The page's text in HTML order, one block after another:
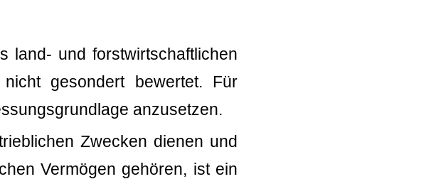
land- und forstwirtschaftlichen
gesondert bewertet. Für
anzusetzen.
Zwecken dienen und
Vermögen gehören, ist ein